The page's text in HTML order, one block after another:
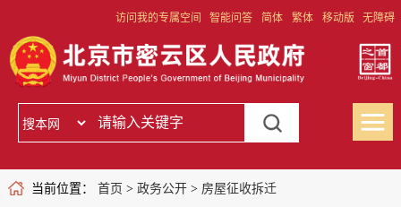
访问我的专属空间 智能问答 简体 繁体 移动版 无障碍
当前位置： 首页 > 政务公开> 房屋征收拆迁